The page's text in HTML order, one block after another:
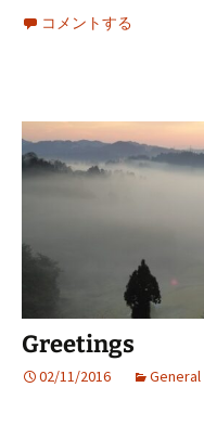
コメントする
Greetings
02/11/2016 General